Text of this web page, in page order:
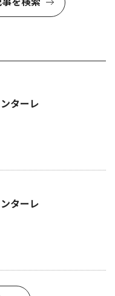
を検索
ターレ
ターレ